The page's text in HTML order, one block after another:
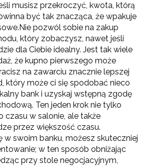
musisz przekroczyć, kwota, którą
być tak znacząca, że ​​wpakuje
pozwól sobie na zakup
który zobaczysz, nawet jeśli
dla Ciebie idealny. Jest tak wiele
że kupno pierwszego może
na zawarciu znacznie lepszej
który może ci się spodobać nieco
bank i uzyskaj wstępną zgodę
Ten jeden krok nie tylko
czasu w salonie, ale także
przez większość czasu.
w swoim banku, możesz skuteczniej
w ten sposób obniżając
przy stole negocjacyjnym,